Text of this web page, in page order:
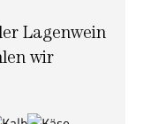
Lagenwein
wir